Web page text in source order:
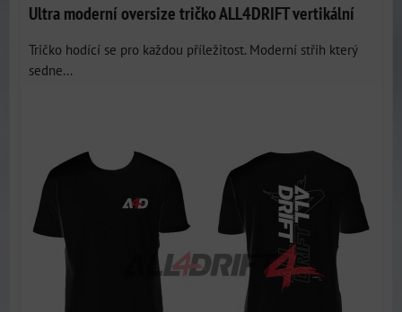
Ultra moderní oversize tričko ALL4DRIFT vertikální
Tričko hodící se pro každou příležitost. Moderní střih který
sedne...